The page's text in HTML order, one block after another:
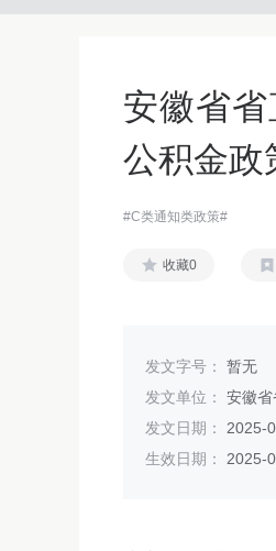
安徽省
公积金政
#C类通知类政策#
收藏0
发文字号： 暂无
发文单位： 安徽
发文日期： 2025-
生效日期： 2025-